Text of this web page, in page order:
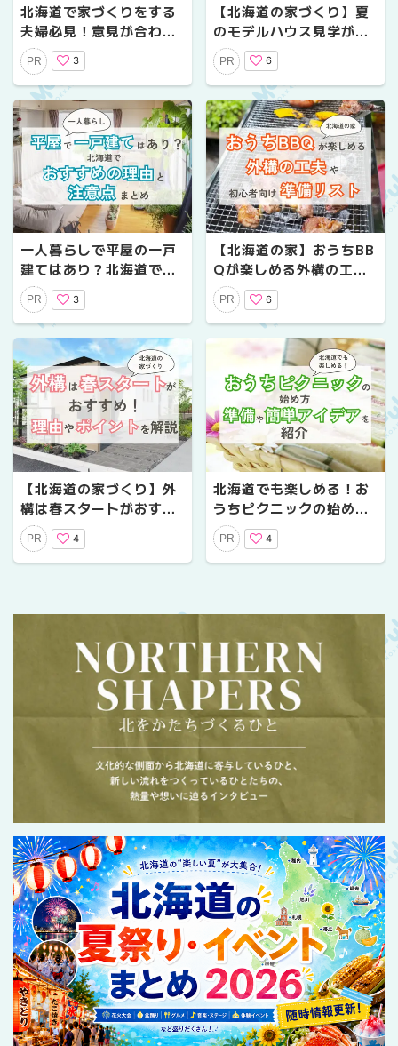
北海道で家づくりをする
夫婦必見！意見が合わな
い原因と後悔しないため
の解決法
PR 3
【北海道の家づくり】夏
のモデルハウス見学がお
すすめ！見るべきポイン
トと見学の心得まとめ
PR 6
一人暮らしで平屋の一戸
建てはあり？北海道でお
すすめの理由と注意点ま
とめ
PR 3
【北海道の家】おうちBB
Qが楽しめる外構の工夫
＆初心者向け準備リスト
PR 6
【北海道の家づくり】外
構は春スタートがおすす
め！理由やポイントを解
説PR 4
北海道でも楽しめる！お
うちピクニックの始め方
｜準備や簡単アイデアを
紹介
PR 4